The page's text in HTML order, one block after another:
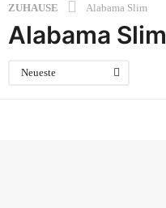
ZUHAUSE Alabama Slim
Alabama Slim
Neueste